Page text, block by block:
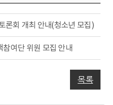
론회 개최 안내(청소년 모집)
참여단 위원 모집 안내
목록